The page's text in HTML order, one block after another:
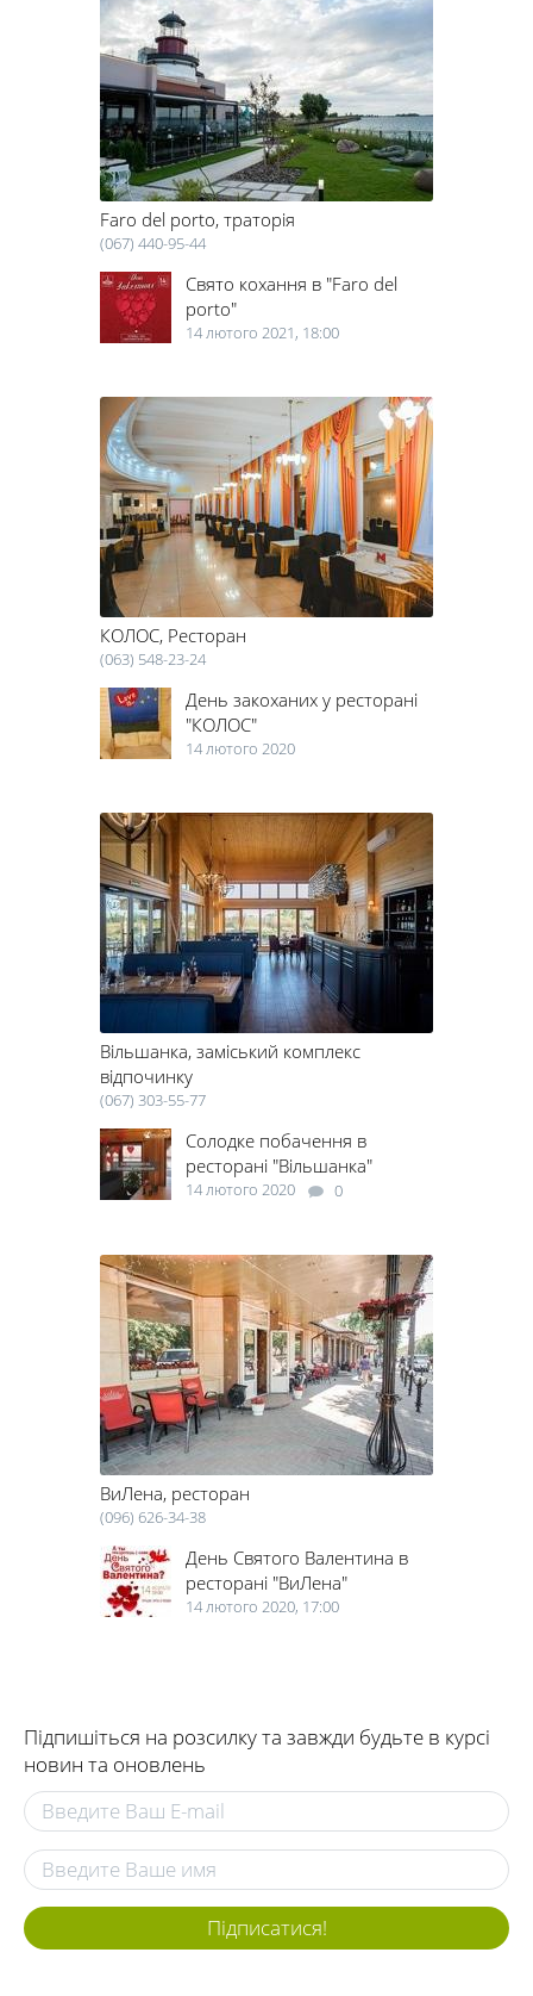
Faro del porto, траторія
(067) 440-95-44
Свято кохання в "Faro del
porto"
14 лютого 2021, 18:00
КОЛОС, Ресторан
(063) 548-23-24
День закоханих у ресторані
"КОЛОС"
14 лютого 2020
Вільшанка, заміський комплекс
відпочинку
(067) 303-55-77
Солодке побачення в
ресторані "Вільшанка"
14 лютого 2020 0
ВиЛена, ресторан
(096) 626-34-38
День Святого Валентина в
ресторані "ВиЛена"
14 лютого 2020, 17:00
Підпишіться на розсилку та завжди будьте в курсі
новин та оновлень
Підписатися!